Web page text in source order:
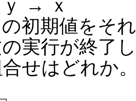
→ ｘ
初期値をそ
実行が終了
せはどれか